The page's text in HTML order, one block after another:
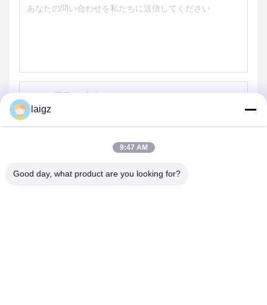
送信する
laigz
9:47 AM
Good day, what product are you looking for?